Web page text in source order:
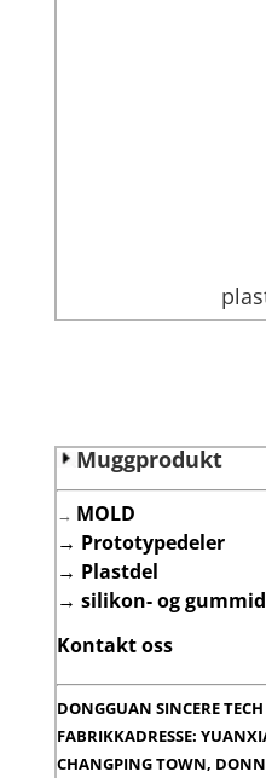
Muggprodukt
→ MOLD
→ Prototypedeler
→ Plastdel
→ silikon- og
Kontakt oss
DONGGUAN SINCERE
FABRIKKADRESSE:
CHANGPING TOWN,